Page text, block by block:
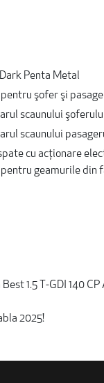
Penta Metal
pentru şofer şi
scaunului
scaunului
cu acţionare
geamurile din
1.5 T-GDI 140 CP
2025!